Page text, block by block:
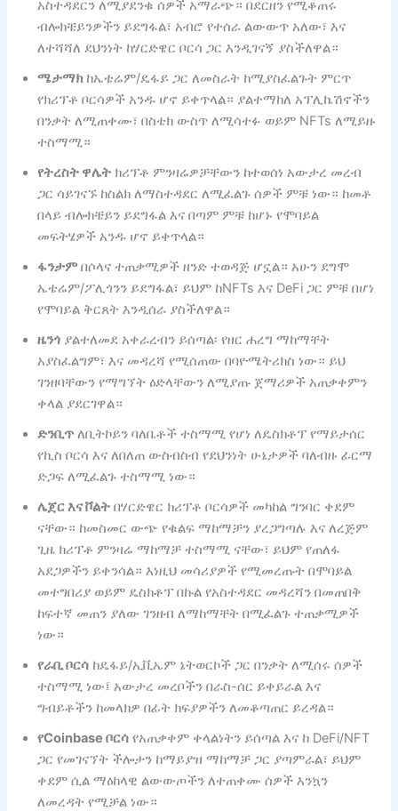
አስተዳደርን ለሚያደንቁ ሰዎች አማራጭ። በደርዘን የሚቆጠሩ
ብሎክቼይንዎችን ይደግፋል፣ አብሮ የተሰራ ልውውጥ አለው፣ እና
ለተሻሻለ ደህንነት ከሃርድዌር ቦርሳ ጋር እንዲገናኝ ያስችለዋል።
ሜታማክከኤቴሬም/ዴፋይ ጋር ለመስራት ከሚያስፈልጉት ምርጥ
የክሪፕቶ ቦርሳዎች አንዱ ሆኖ ይቀጥላል። ያልተማከለ አፕሊኬሽኖችን
በንቃት ለሚጠቀሙ፣ በስቴክ ውስጥ ለሚሳተፉ ወይም NFTs ለሚይዙ
ተስማሚ።
የትረስት ዋሌት ክሪፕቶ ምንዛሬዎቻቸውን ከተወሰነ አውታረ መረብ
ጋር ሳይገናኙ ከስልክ ለማስተዳደር ለሚፈልጉ ሰዎች ምቹ ነው። ከመቶ
በላይ ብሎክቼይን ይደግፋል እና በጣም ምቹ ከሆኑ የሞባይል
መፍትሄዎች አንዱ ሆኖ ይቀጥላል።
ፋንታምበሶላና ተጠቃሚዎች ዘንድ ተወዳጅ ሆኗል። አሁን ደግሞ
ኤቴሬም/ፖሊጎንን ይደግፋል፣ ይህም ከNFTs እና DeFi ጋር ምቹ በሆነ
የሞባይል ቅርጸት እንዲሰራ ያስችለዋል።
ዜንጎ ያልተለመደ አቀራረብን ይሰጣል፡ የዘር ሐረግ ማከማቸት
አያስፈልግም፣ እና መዳረሻ የሚሰጠው በባዮሜትሪክስ ነው። ይህ
ገንዘባቸውን የማግኘት ዕድላቸውን ለሚያጡ ጀማሪዎች አጠቃቀምን
ቀላል ያደርገዋል።
ድንቢጥለቢትኮይን ባለቤቶች ተስማሚ የሆነ ለዴስክቶፕ የማይታሰር
የኪስ ቦርሳ እና ለበለጠ ውስብስብ የደህንነት ሁኔታዎች ባለብዙ ፊርማ
ድጋፍ ለሚፈልጉ ተስማሚ ነው።
ሌጀር እና ቮልት በሃርድዌር ክሪፕቶ ቦርሳዎች መካከል ግንባር ቀደም
ናቸው። ከመስመር ውጭ የቁልፍ ማከማቻን ያረጋግጣሉ እና ለረጅም
ጊዜ ክሪፕቶ ምንዛሬ ማከማቻ ተስማሚ ናቸው፣ ይህም የጠለፋ
አደጋዎችን ይቀንሳል። እነዚህ መሳሪያዎች የሚመረጡት በሞባይል
መተግበሪያ ወይም ዴስክቶፕ በኩል የአስተዳደር መዳረሻን በመጠበቅ
ከፍተኛ መጠን ያለው ገንዘብ ለማከማቸት በሚፈልጉ ተጠቃሚዎች
ነው።
የራቢ ቦርሳ ከዴፋይ/ኢቪኤም ኔትወርኮች ጋር በንቃት ለሚሰሩ ሰዎች
ተስማሚ ነው፤ አውታረ መረቦችን በራስ-ሰር ይቀይራል እና
ግብይቶችን ከመላክዎ በፊት ክፍያዎችን ለመቆጣጠር ይረዳል።
የCoinbase ቦርሳ የአጠቃቀም ቀላልነትን ይሰጣል እና ከ DeFi/NFT
ጋር የመገናኘት ችሎታን ከማይያዝ ማከማቻ ጋር ያጣምራል፣ ይህም
ቀደም ሲል ማዕከላዊ ልውውጦችን ለተጠቀሙ ሰዎች እንኳን
ለመረዳት የሚቻል ነው።